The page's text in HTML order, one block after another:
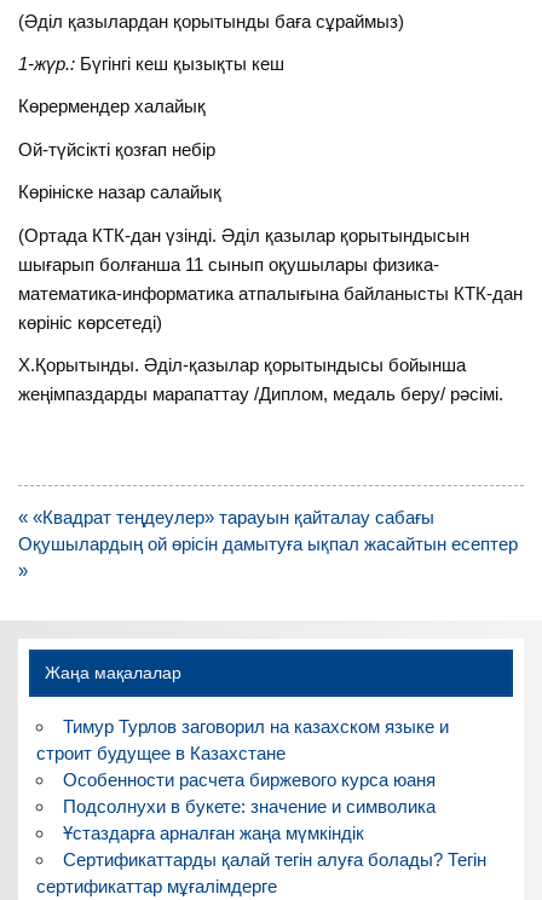
(Әділ қазылардан қорытынды баға сұраймыз)
1-жүр.: Бүгінгі кеш қызықты кеш
Көрермендер халайық
Ой-түйсікті қозғап небір
Көрініске назар салайық
(Ортада КТК-дан үзінді. Әділ қазылар қорытындысын
шығарып болғанша 11 сынып оқушылары физика-
математика-информатика атпалығына байланысты КТК-дан
көрініс көрсетеді)
Х.Қорытынды. Әділ-қазылар қорытындысы бойынша
жеңімпаздарды марапаттау /Диплом, медаль беру/ рәсімі.
Навигация
по
записям
« «Квадрат теңдеулер» тарауын қайталау сабағы
Оқушылардың ой өрiсiн дамытуға ықпал жасайтын есептер
»
Жаңа мақалалар
Тимур Турлов заговорил на казахском языке и
строит будущее в Казахстане
Особенности расчета биржевого курса юаня
Подсолнухи в букете: значение и символика
Ұстаздарға арналған жаңа мүмкіндік
Сертификаттарды қалай тегін алуға болады? Тегін
сертификаттар мұғалімдерге